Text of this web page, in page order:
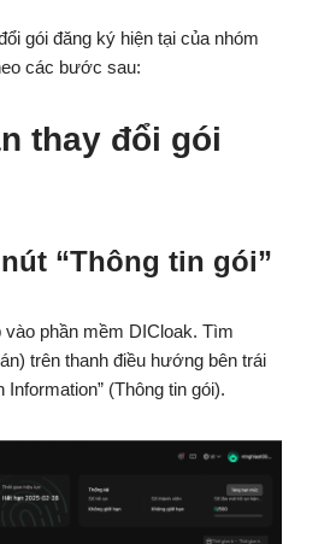
gói đăng ký hiện tại của nhóm
các bước sau:
thay đổi gói
“Thông tin gói”
vào phần mềm DICloak. Tìm
trên thanh điều hướng bên trái
Information” (Thông tin gói).